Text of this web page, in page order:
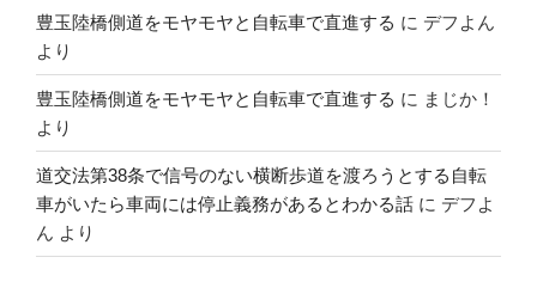
豊玉陸橋側道をモヤモヤと自転車で直進する に デフよん
より
豊玉陸橋側道をモヤモヤと自転車で直進する に まじか！
より
道交法第38条で信号のない横断歩道を渡ろうとする自転
車がいたら車両には停止義務があるとわかる話 に デフよ
ん より